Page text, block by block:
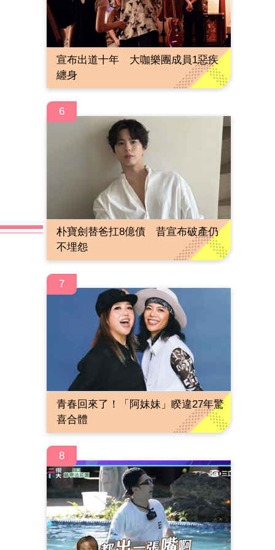
宣布出道十年 大咖樂團成員1惡疾
纏身
6
朴寶劍替爸扛8億債 昔宣布破產仍
不埋怨
7
青春回來了！「阿妹妹」睽違27年驚
喜合體
8